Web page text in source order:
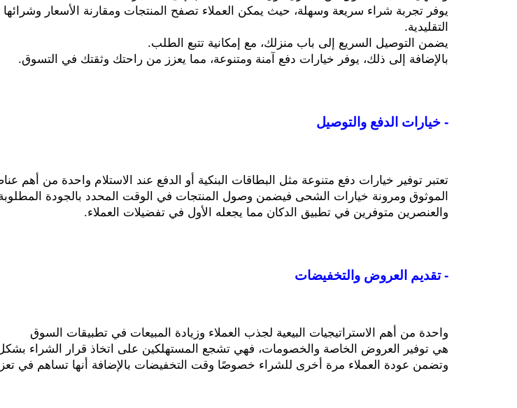
التقليدية.
يضمن التوصيل السريع إلى باب منزلك، مع إمكانية تتبع الطلب.
بالإضافة إلى ذلك، يوفر خيارات دفع آمنة ومتنوعة، مما يعزز من راحتك وثقتك في التسوق.
- خيارات الدفع والتوصيل
الموثوق ومرونة خيارات الشحى فيضمن وصول المنتجات في الوقت المحدد بالجودة المطلوبة
والعنصرين متوفرين في تطبيق الدكان مما يجعله الأول في تفضيلات العملاء.
- تقديم العروض والتخفيضات
واحدة من أهم الاستراتيجيات البيعية لجذب العملاء وزيادة المبيعات في تطبيقات السوق
وتضمن عودة العملاء مرة أخرى للشراء خصوصًا وقت التخفيضات بالإضافة أنها تساهم في